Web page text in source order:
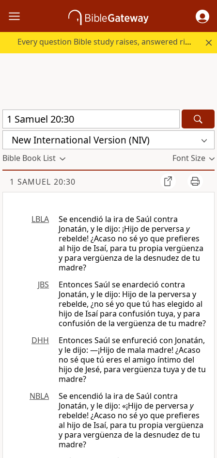
Every question Bible study raises, answered right here.
New International Version (NIV)
Bible Book List Font Size
1 SAMUEL 20:30
LBLA
Se encendió la ira de Saúl contra
Jonatán, y le dijo: ¡Hijo de perversa y
rebelde! ¿Acaso no sé yo que prefieres
al hijo de Isaí, para tu propia vergüenza
y para vergüenza de la desnudez de tu
madre?
JBS
Entonces Saúl se enardeció contra
Jonatán, y le dijo: Hijo de la perversa y
rebelde, ¿no sé yo que tú has elegido al
hijo de Isaí para confusión tuya, y para
confusión de la vergüenza de tu madre?
DHH
Entonces Saúl se enfureció con Jonatán,
y le dijo: —¡Hijo de mala madre! ¿Acaso
no sé que tú eres el amigo íntimo del
hijo de Jesé, para vergüenza tuya y de tu
madre?
NBLA
Se encendió la ira de Saúl contra
Jonatán, y le dijo: «¡Hijo de perversa y
rebelde! ¿Acaso no sé yo que prefieres
al hijo de Isaí, para tu propia vergüenza
y para vergüenza de la desnudez de tu
madre?